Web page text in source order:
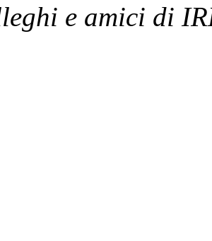
e amici di